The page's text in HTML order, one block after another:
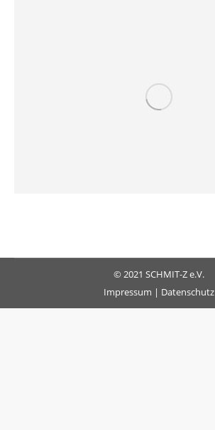
© 2021 SCHMIT-Z e.V.
Impressum | Datenschutz